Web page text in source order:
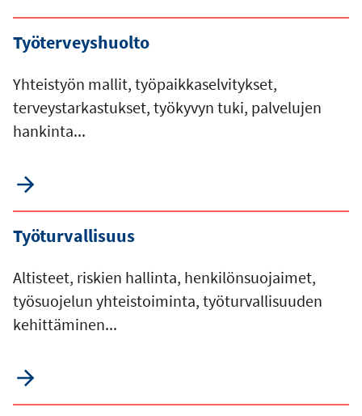
Työterveyshuolto
Yhteistyön mallit, työpaikkaselvitykset,
terveystarkastukset, työkyvyn tuki, palvelujen
hankinta...
Työturvallisuus
Altisteet, riskien hallinta, henkilönsuojaimet,
työsuojelun yhteistoiminta, työturvallisuuden
kehittäminen...